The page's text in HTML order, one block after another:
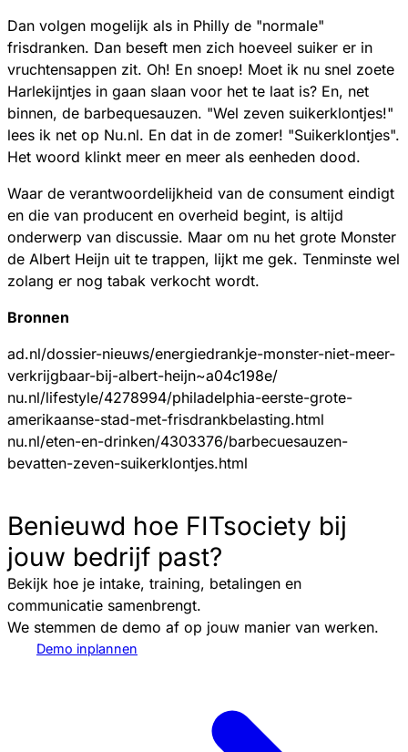
Dan volgen mogelijk als in Philly de "normale"
frisdranken. Dan beseft men zich hoeveel suiker er in
vruchtensappen zit. Oh! En snoep! Moet ik nu snel zoete
Harlekijntjes in gaan slaan voor het te laat is? En, net
binnen, de barbequesauzen. "Wel zeven suikerklontjes!"
lees ik net op Nu.nl. En dat in de zomer! "Suikerklontjes".
Het woord klinkt meer en meer als eenheden dood.
Waar de verantwoordelijkheid van de consument eindigt
en die van producent en overheid begint, is altijd
onderwerp van discussie. Maar om nu het grote Monster
de Albert Heijn uit te trappen, lijkt me gek. Tenminste wel
zolang er nog tabak verkocht wordt.
Bronnen
ad.nl/dossier-nieuws/energiedrankje-monster-niet-meer-
verkrijgbaar-bij-albert-heijn~a04c198e/
nu.nl/lifestyle/4278994/philadelphia-eerste-grote-
amerikaanse-stad-met-frisdrankbelasting.html
nu.nl/eten-en-drinken/4303376/barbecuesauzen-
bevatten-zeven-suikerklontjes.html
Benieuwd hoe FITsociety bij
jouw bedrijf past?
Bekijk hoe je intake, training, betalingen en
communicatie samenbrengt.
We stemmen de demo af op jouw manier van werken.
Demo inplannen